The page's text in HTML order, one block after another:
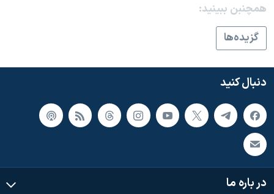
سفر پرزیدنت ترامپ به چین
همچنبن ببینید:
گزيده‌ها
دنبال کنید
در باره ما